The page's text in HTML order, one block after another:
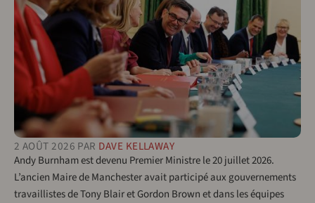
2 AOÛT 2026 PAR DAVE KELLAWAY
Andy Burnham est devenu Premier Ministre le 20 juillet 2026.
L’ancien Maire de Manchester avait participé aux gouvernements
travaillistes de Tony Blair et Gordon Brown et dans les équipes